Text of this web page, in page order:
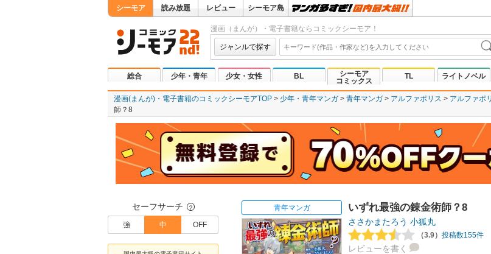
シーモア 読み放題 レビュー シーモア島
漫画（まんが）・電子書籍ならコミックシーモア！
ジャンルで探す
総合 少年・青年 少女・女性 BL
シーモア
コミックス
TL ライトノベル
漫画(まんが)・電子書籍のコミックシーモアTOP 少年・青年マンガ 青年マンガ アルファポリス アルファポ
師？8
セーフサーチ ？
強 中 OFF
青年マンガ いずれ最強の錬金術師？8
ささかまたろう 小狐丸
（3.9） 投稿数155件
レビューを書く